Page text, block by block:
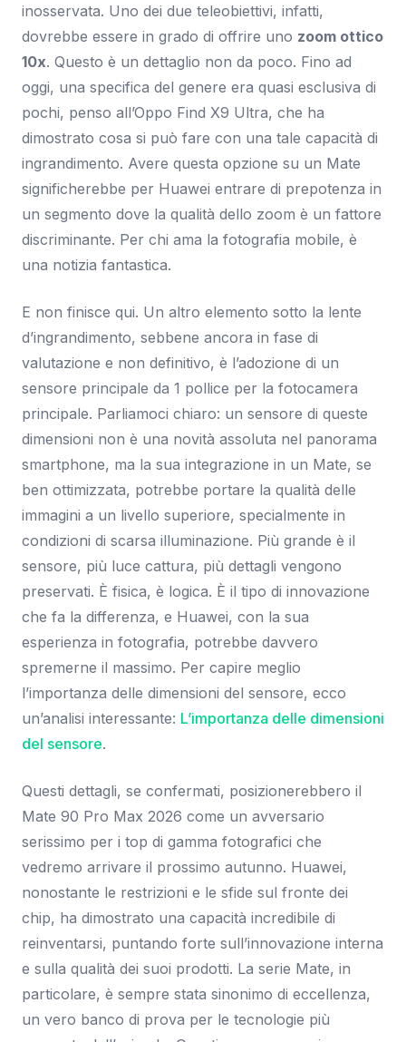
inosservata. Uno dei due teleobiettivi, infatti,
dovrebbe essere in grado di offrire uno zoom ottico
10x. Questo è un dettaglio non da poco. Fino ad
oggi, una specifica del genere era quasi esclusiva di
pochi, penso all’Oppo Find X9 Ultra, che ha
dimostrato cosa si può fare con una tale capacità di
ingrandimento. Avere questa opzione su un Mate
significherebbe per Huawei entrare di prepotenza in
un segmento dove la qualità dello zoom è un fattore
discriminante. Per chi ama la fotografia mobile, è
una notizia fantastica.
E non finisce qui. Un altro elemento sotto la lente
d’ingrandimento, sebbene ancora in fase di
valutazione e non definitivo, è l’adozione di un
sensore principale da 1 pollice per la fotocamera
principale. Parliamoci chiaro: un sensore di queste
dimensioni non è una novità assoluta nel panorama
smartphone, ma la sua integrazione in un Mate, se
ben ottimizzata, potrebbe portare la qualità delle
immagini a un livello superiore, specialmente in
condizioni di scarsa illuminazione. Più grande è il
sensore, più luce cattura, più dettagli vengono
preservati. È fisica, è logica. È il tipo di innovazione
che fa la differenza, e Huawei, con la sua
esperienza in fotografia, potrebbe davvero
spremerne il massimo. Per capire meglio
l’importanza delle dimensioni del sensore, ecco
un’analisi interessante: L’importanza delle dimensioni
del sensore.
Questi dettagli, se confermati, posizionerebbero il
Mate 90 Pro Max 2026 come un avversario
serissimo per i top di gamma fotografici che
vedremo arrivare il prossimo autunno. Huawei,
nonostante le restrizioni e le sfide sul fronte dei
chip, ha dimostrato una capacità incredibile di
reinventarsi, puntando forte sull’innovazione interna
e sulla qualità dei suoi prodotti. La serie Mate, in
particolare, è sempre stata sinonimo di eccellenza,
un vero banco di prova per le tecnologie più